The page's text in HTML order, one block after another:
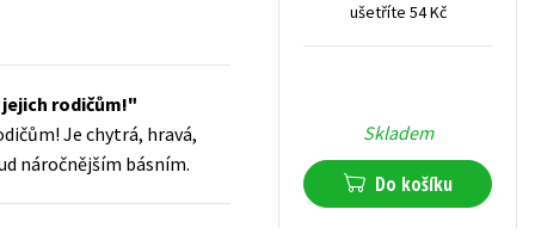
rodičům!
Je chytrá, hravá,
náročnějším básním.
ušetříte 54 Kč
Skladem
Do košíku